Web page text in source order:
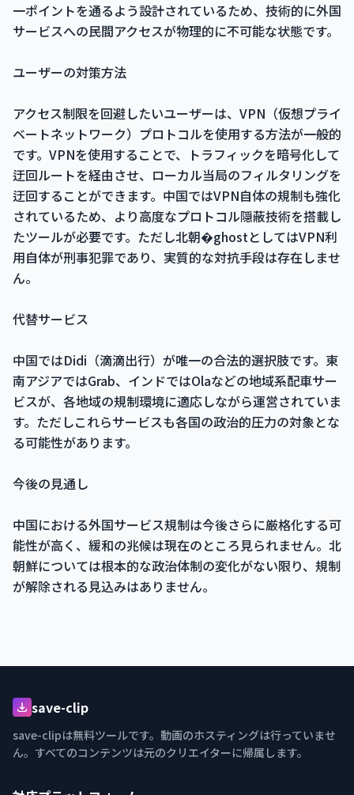
一ポイントを通るよう設計されているため、技術的に外国
サービスへの民間アクセスが物理的に不可能な状態です。
ユーザーの対策方法
アクセス制限を回避したいユーザーは、VPN（仮想プライ
ベートネットワーク）プロトコルを使用する方法が一般的
です。VPNを使用することで、トラフィックを暗号化して
迂回ルートを経由させ、ローカル当局のフィルタリングを
迂回することができます。中国ではVPN自体の規制も強化
されているため、より高度なプロトコル隠蔽技術を搭載し
たツールが必要です。ただし北朝�ghostとしてはVPN利
用自体が刑事犯罪であり、実質的な対抗手段は存在しませ
ん。
代替サービス
中国ではDidi（滴滴出行）が唯一の合法的選択肢です。東
南アジアではGrab、インドではOlaなどの地域系配車サー
ビスが、各地域の規制環境に適応しながら運営されていま
す。ただしこれらサービスも各国の政治的圧力の対象とな
る可能性があります。
今後の見通し
中国における外国サービス規制は今後さらに厳格化する可
能性が高く、緩和の兆候は現在のところ見られません。北
朝鮮については根本的な政治体制の変化がない限り、規制
が解除される見込みはありません。
save-clip
save-clipは無料ツールです。動画のホスティングは行っていませ
ん。すべてのコンテンツは元のクリエイターに帰属します。